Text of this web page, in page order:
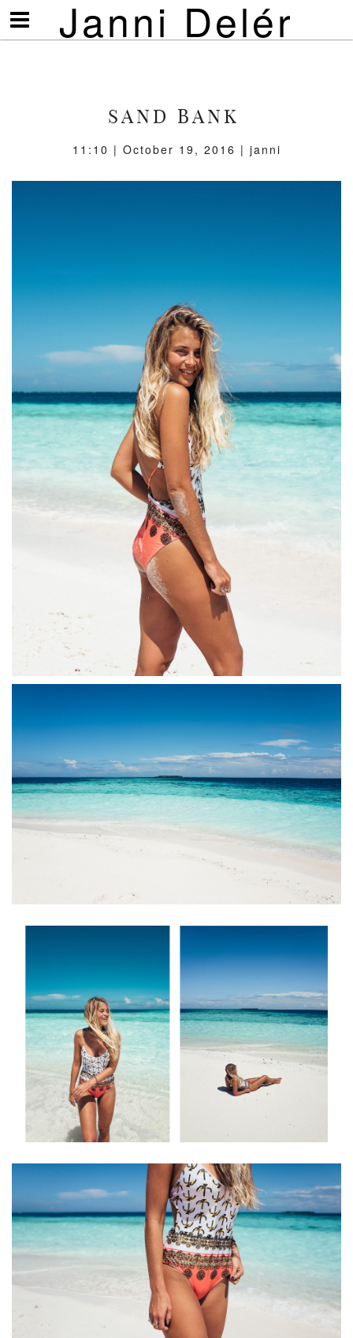
Janni Delér
Visa/göm
meny
SAND BANK
11:10 | October 19, 2016 | janni